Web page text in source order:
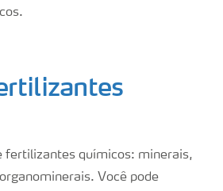
fertilizantes químicos: minerais,
Você pode